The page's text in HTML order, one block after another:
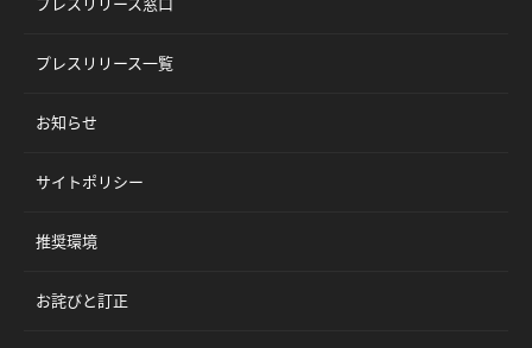
プレスリリース一覧
お知らせ
サイトポリシー
推奨環境
お詫びと訂正